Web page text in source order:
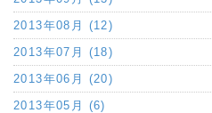
2013年08月 (12)
2013年07月 (18)
2013年06月 (20)
2013年05月 (6)